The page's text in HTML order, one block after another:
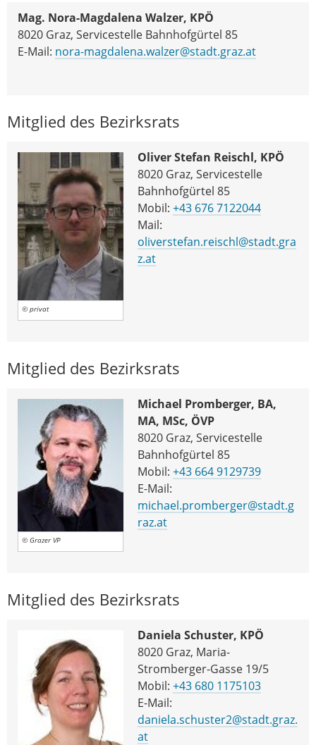
Mag. Nora-Magdalena Walzer, KPÖ
8020 Graz, Servicestelle Bahnhofgürtel 85
E-Mail: nora-magdalena.walzer@stadt.graz.at
Mitglied des Bezirksrats
© privat
Oliver Stefan Reischl, KPÖ
8020 Graz, Servicestelle
Bahnhofgürtel 85
Mobil: +43 676 7122044
Mail:
oliverstefan.reischl@stadt.gra
z.at
Mitglied des Bezirksrats
© Grazer VP
Michael Promberger, BA,
MA, MSc, ÖVP
8020 Graz, Servicestelle
Bahnhofgürtel 85
Mobil: +43 664 9129739
E-Mail:
michael.promberger@stadt.g
raz.at
Mitglied des Bezirksrats
Daniela Schuster, KPÖ
8020 Graz, Maria-
Stromberger-Gasse 19/5
Mobil: +43 680 1175103
E-Mail:
daniela.schuster2@stadt.graz.
at